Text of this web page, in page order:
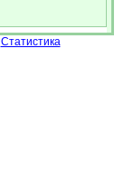
Статистика